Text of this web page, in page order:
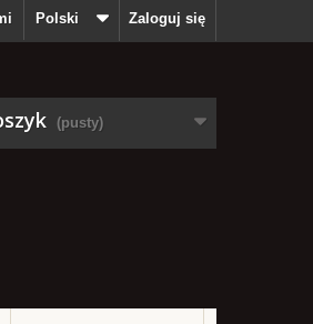
Zaloguj się
Polski
(pusty)